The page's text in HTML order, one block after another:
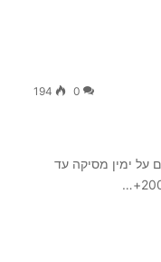
0
194
על ימין מסיקה עד